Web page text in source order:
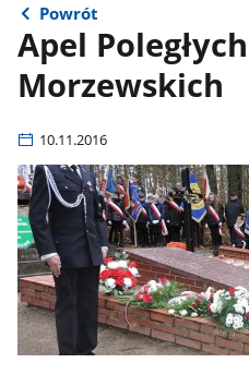
Powrót
Apel
Morzewskich
10.11.2016